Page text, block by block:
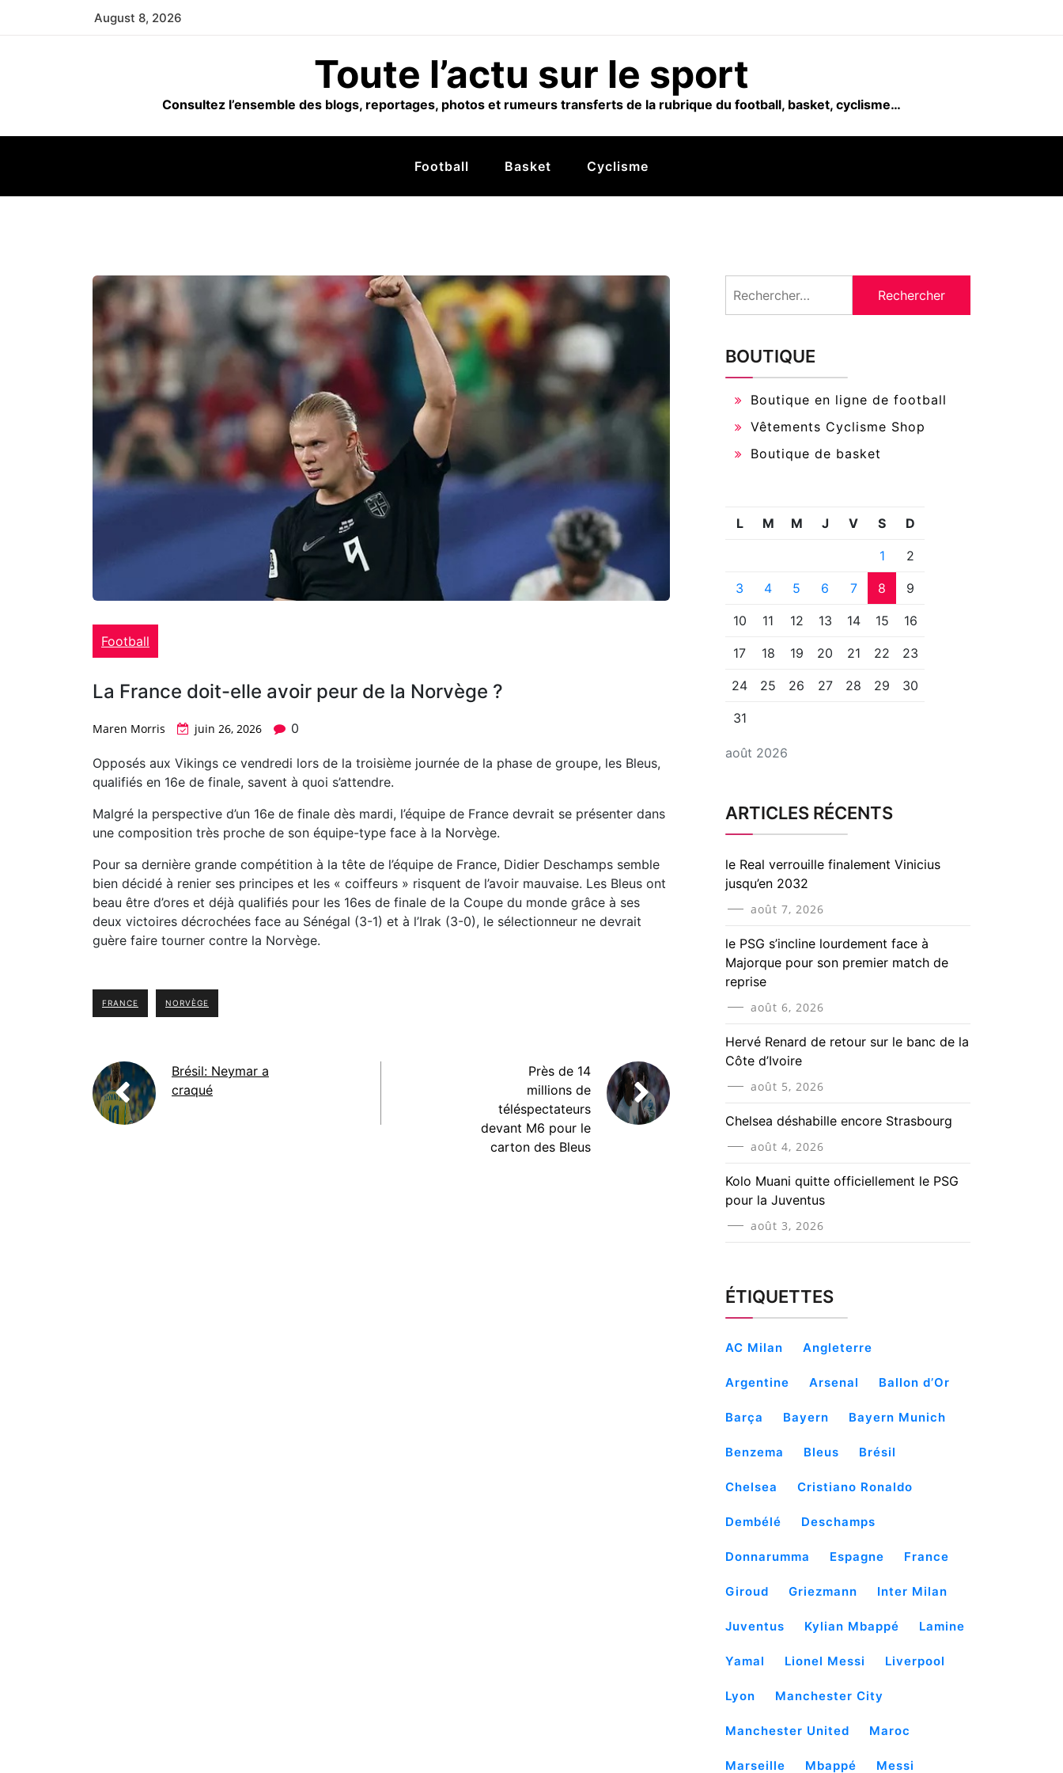
August 8, 2026
Toute l’actu sur le sport
Consultez l’ensemble des blogs, reportages, photos et rumeurs transferts de la rubrique du football, basket, cyclisme…
Football Basket Cyclisme
Football
La France doit-elle avoir peur de la Norvège ?
Maren Morris juin 26, 2026 0
Opposés aux Vikings ce vendredi lors de la troisième journée de la phase de groupe, les Bleus,
qualifiés en 16e de finale, savent à quoi s’attendre.
Malgré la perspective d’un 16e de finale dès mardi, l’équipe de France devrait se présenter dans
une composition très proche de son équipe-type face à la Norvège.
Pour sa dernière grande compétition à la tête de l’équipe de France, Didier Deschamps semble
bien décidé à renier ses principes et les « coiffeurs » risquent de l’avoir mauvaise. Les Bleus ont
beau être d’ores et déjà qualifiés pour les 16es de finale de la Coupe du monde grâce à ses
deux victoires décrochées face au Sénégal (3-1) et à l’Irak (3-0), le sélectionneur ne devrait
guère faire tourner contre la Norvège.
FRANCE NORVÈGE
Brésil: Neymar a
craqué
Près de 14
millions de
téléspectateurs
devant M6 pour le
carton des Bleus
BOUTIQUE
Boutique en ligne de football
Vêtements Cyclisme Shop
Boutique de basket
août 2026
L M M J V S D
1 2
3 4 5 6 7 8 9
10 11 12 13 14 15 16
17 18 19 20 21 22 23
24 25 26 27 28 29 30
31
ARTICLES RÉCENTS
le Real verrouille finalement Vinicius
jusqu’en 2032
août 7, 2026
le PSG s’incline lourdement face à
Majorque pour son premier match de
reprise
août 6, 2026
Hervé Renard de retour sur le banc de la
Côte d’Ivoire
août 5, 2026
Chelsea déshabille encore Strasbourg
août 4, 2026
Kolo Muani quitte officiellement le PSG
pour la Juventus
août 3, 2026
ÉTIQUETTES
AC Milan Angleterre
Argentine Arsenal Ballon d’Or
Barça Bayern Bayern Munich
Benzema Bleus Brésil
Chelsea Cristiano Ronaldo
Dembélé Deschamps
Donnarumma Espagne France
Giroud Griezmann Inter Milan
Juventus Kylian Mbappé Lamine
Yamal Lionel Messi Liverpool
Lyon Manchester City
Manchester United Maroc
Marseille Mbappé Messi